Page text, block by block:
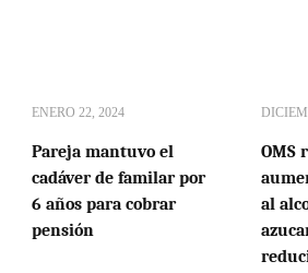
ENERO 22, 2024
Pareja mantuvo el
cadáver de familar por
6 años para cobrar
pensión
OMS
al